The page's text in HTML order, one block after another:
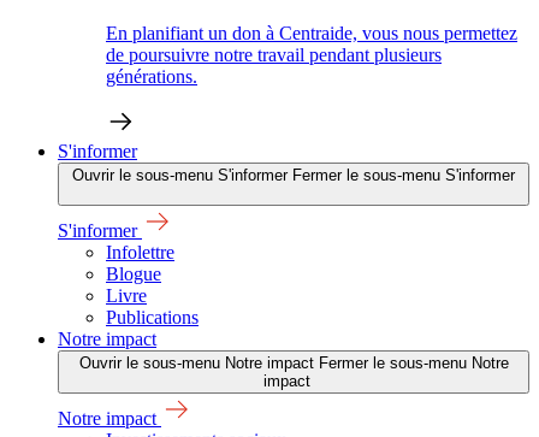
En planifiant un don à Centraide, vous nous permettez
de poursuivre notre travail pendant plusieurs
générations.
S'informer
Ouvrir le sous-menu S'informer Fermer le sous-menu S'informer
S'informer
Infolettre
Blogue
Livre
Publications
Notre impact
Ouvrir le sous-menu Notre impact Fermer le sous-menu Notre
impact
Notre impact